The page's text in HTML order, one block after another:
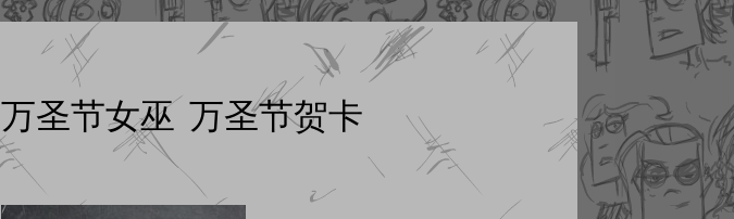
万圣节女巫 万圣节贺卡